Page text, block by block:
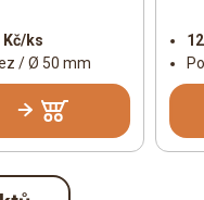
Kč/ks
/ Ø 50 mm